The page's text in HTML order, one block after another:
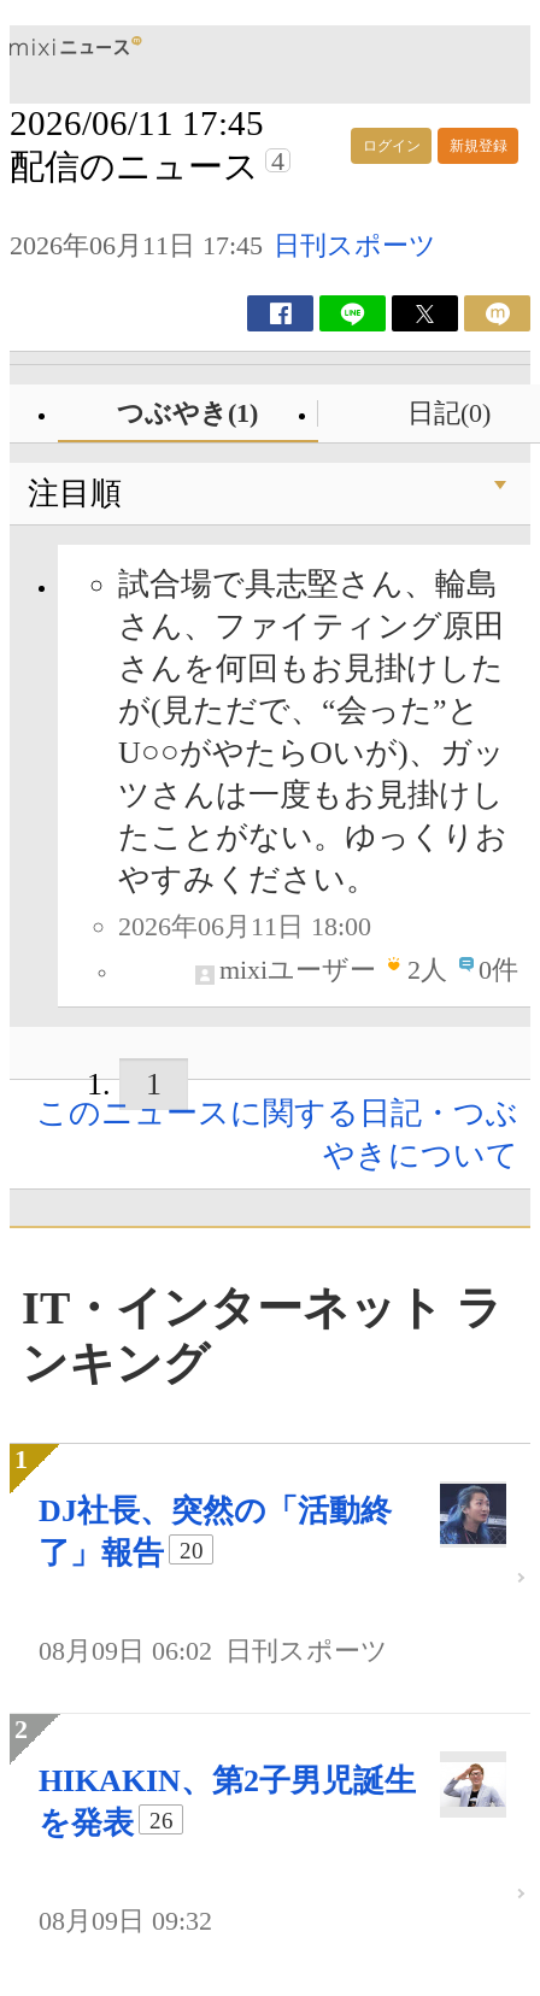
ログイン 新規登録
2026/06/11 17:45
配信のニュース 4
2026年06月11日 17:45 日刊スポーツ
つぶやき(1) 日記(0)
注目順
試合場で具志堅さん、輪島
さん、ファイティング原田
さんを何回もお見掛けした
が(見ただで、“会った”と
U○○がやたらOいが)、ガッ
ツさんは一度もお見掛けし
たことがない。ゆっくりお
やすみください。
2026年06月11日 18:00
mixiユーザー
2人 0件
1
このニュースに関する日記・つぶ
やきについて
IT・インターネット ラ
ンキング
DJ社長、突然の「活動終
了」報告
20
08月09日 06:02 日刊スポーツ
HIKAKIN、第2子男児誕生
を発表
26
08月09日 09:32